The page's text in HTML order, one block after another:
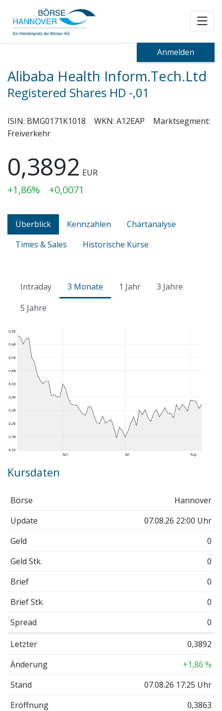
Anmelden
Alibaba Health Inform.Tech.Ltd
Registered Shares HD -,01
ISIN: BMG0171K1018 WKN: A12EAP
Marktsegment:
Freiverkehr
0,3892 EUR
+1,86% +0,0071
Überblick Kennzahlen
Chartanalyse
Times & Sales
Historische Kurse
Intraday 3 Monate 1 Jahr
3 Jahre
5 Jahre
Kursdaten
Börse
Hannover
Update
07.08.26 22:00 Uhr
Geld
0
Geld Stk.
0
Brief
0
Brief Stk.
0
Spread
0
Letzter
0,3892
Änderung
+1,86 %
Stand
07.08.26 17:25 Uhr
Eröffnung
0,3863